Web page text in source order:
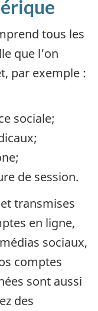
tous les
que l’on
par exemple :
sociale;
de session.
transmises
en ligne,
sociaux,
comptes
sont aussi
des